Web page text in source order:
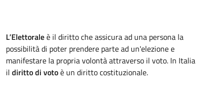
L’Elettoraleè il diritto che assicura ad una persona la
possibilità di poter prendere parte ad un'elezione e
manifestare la propria volontà attraverso il voto. In Italia
il diritto di votoè un diritto costituzionale.